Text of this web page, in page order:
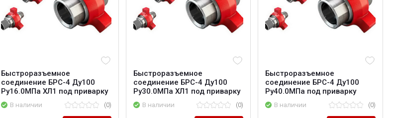
Быстроразъемное
соединение БРС-4 Ду100
Ру16.0МПа ХЛ1 под приварку
В наличии (0)
Быстроразъемное
соединение БРС-4 Ду100
Ру30.0МПа ХЛ1 под приварку
В наличии (0)
Быстроразъемное
соединение БРС-4 Ду100
Ру40.0МПа под приварку
В наличии (0)